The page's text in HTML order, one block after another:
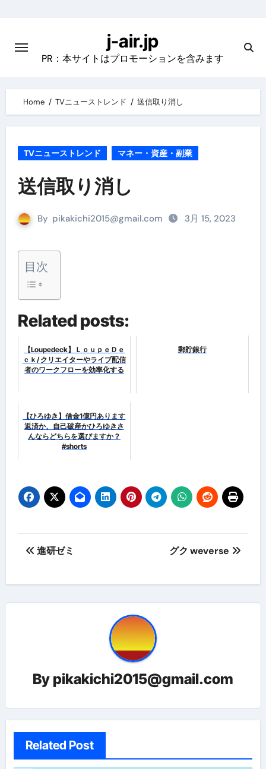
content
j-air.jp
PR：本サイトはプロモーションを含みます
Home TVニューストレンド 送信取り消し
TVニューストレンド マネー・資産・副業
送信取り消し
By pikakichi2015@gmail.com 3月 15, 2023
目次
Related posts:
【Loupedeck】ＬｏｕｐｅＤｅ
ｃｋ/ クリエイターやライブ配信
者のワークフローを効率化する
郵貯銀行
【ひろゆき】借金1億円あります
返済か、自己破産かひろゆきさ
んならどちらを選びますか？
#shorts
投
シ
ョ
ン
進研ゼミ グク weverse
By pikakichi2015@gmail.com
Related Post